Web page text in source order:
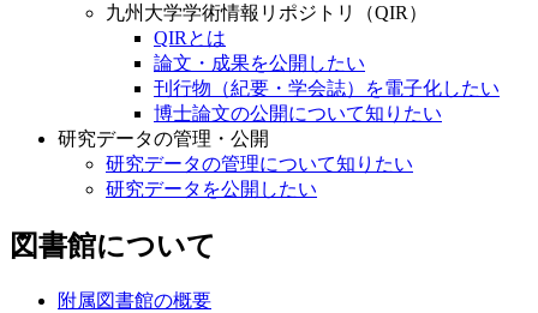
九州大学学術情報リポジトリ（QIR）
QIRとは
論文・成果を公開したい
刊行物（紀要・学会誌）を電子化したい
博士論文の公開について知りたい
研究データの管理・公開
研究データの管理について知りたい
研究データを公開したい
図書館について
附属図書館の概要